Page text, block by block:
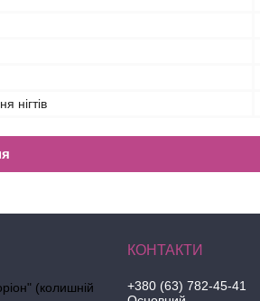
нігтів
(колишній
+380 (63) 782-45-41